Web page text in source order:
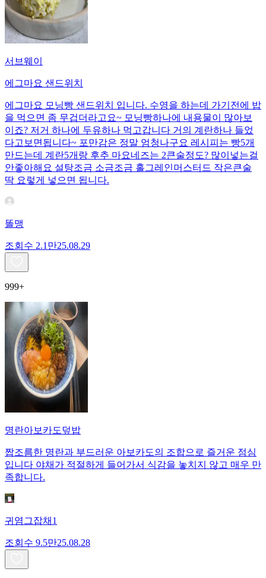
서브웨이
에그마요 샌드위치
에그마요 모닝빵 샌드위치 입니다. 수영을 하는데 가기전에 밥
을 먹으면 좀 무겁더라고요~ 모닝빵하나에 내용물이 많아보
이죠? 저거 하나에 두유하나 먹고갑니다 거의 계란하나 들었
다고보면됩니다~ 포만감은 정말 엄청나구요 레시피는 빵5개
만드는데 계란5개랑 후추 마요네즈는 2큰술정도? 많이넣는걸
안좋아해요 설탕조금 소금조금 홀그레인머스터드 작은큰술
딱 요렇게 넣으면 됩니다.
똘맹
조회수 2.1만25.08.29
999+
명란아보카도덮밥
짭조름한 명란과 부드러운 아보카도의 조합으로 즐거운 점심
입니다 야채가 적절하게 들어가서 식감을 놓치지 않고 매우 만
족합니다.
귀염그잡채1
조회수 9.5만25.08.28